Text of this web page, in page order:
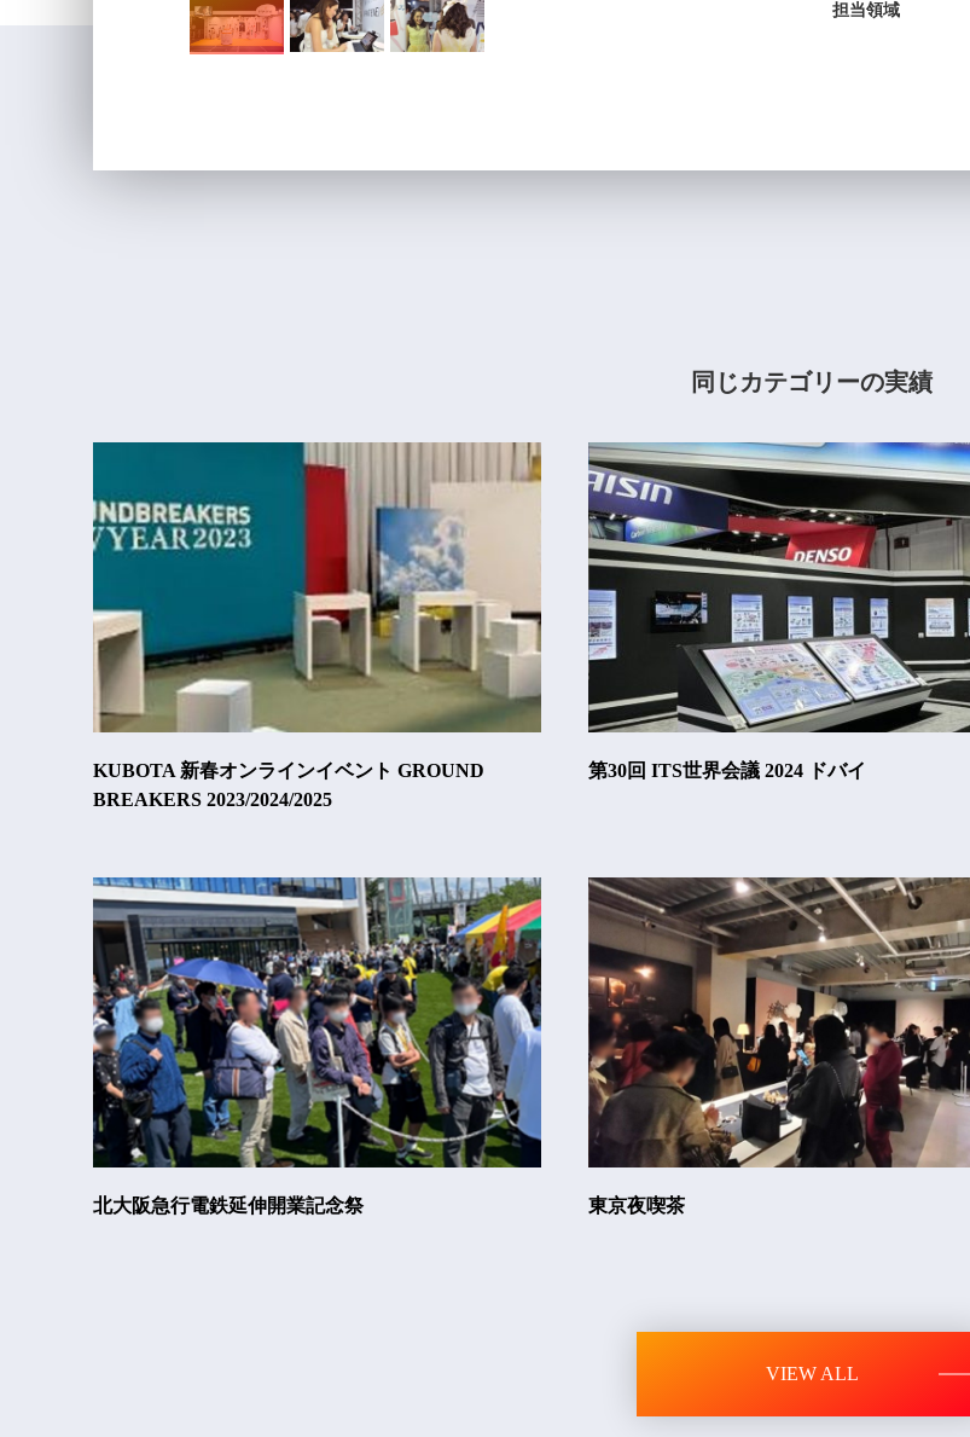
担当領域
同じカテゴリーの実績
KUBOTA 新春オンラインイベント GROUND
BREAKERS 2023/2024/2025
第30回 ITS世界会議 2024 ドバイ
北大阪急行電鉄延伸開業記念祭 東京夜喫茶
VIEW ALL